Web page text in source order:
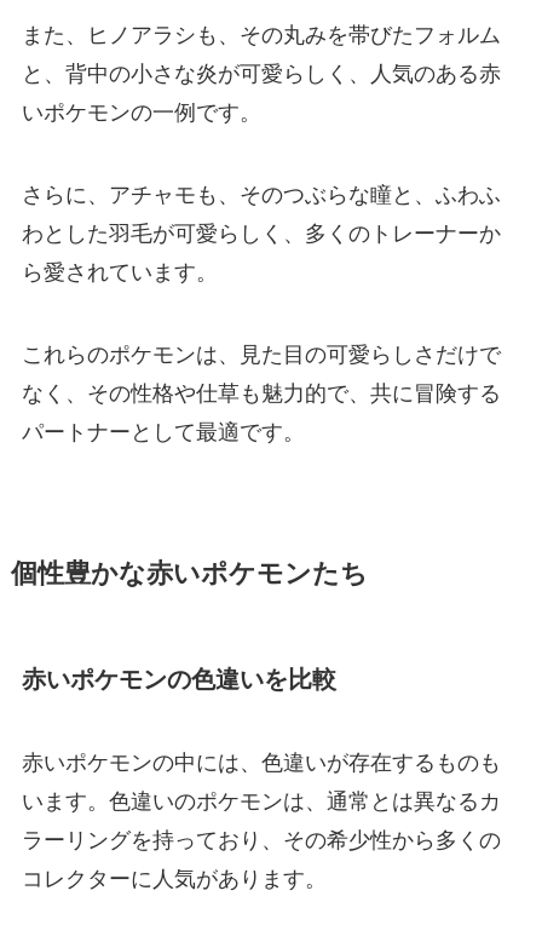
また、ヒノアラシも、その丸みを帯びたフォルム
と、背中の小さな炎が可愛らしく、人気のある赤
いポケモンの一例です。
さらに、アチャモも、そのつぶらな瞳と、ふわふ
わとした羽毛が可愛らしく、多くのトレーナーか
ら愛されています。
これらのポケモンは、見た目の可愛らしさだけで
なく、その性格や仕草も魅力的で、共に冒険する
パートナーとして最適です。
個性豊かな赤いポケモンたち
赤いポケモンの色違いを比較
赤いポケモンの中には、色違いが存在するものも
います。色違いのポケモンは、通常とは異なるカ
ラーリングを持っており、その希少性から多くの
コレクターに人気があります。